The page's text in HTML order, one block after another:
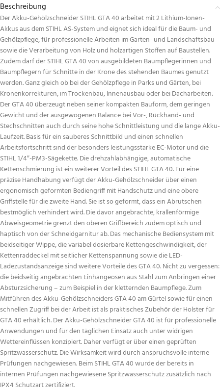
Beschreibung
Der Akku-Gehölzschneider STIHL GTA 40 arbeitet mit 2 Lithium-Ionen-
Akkus aus dem STIHL AS-System und eignet sich ideal für die Baum- und
Gehölzpflege, für professionelle Arbeiten im Garten- und Landschaftsbau
sowie die Verarbeitung von Holz und holzartigen Stoffen auf Baustellen.
Zudem darf der STIHL GTA 40 von ausgebildeten Baumpflegerinnen und
Baumpflegern für Schnitte in der Krone des stehenden Baumes genutzt
werden. Ganz gleich ob bei der Gehölzpflege in Parks und Gärten, bei
Kronenkorrekturen, im Trockenbau, Innenausbau oder bei Dacharbeiten:
Der GTA 40 überzeugt neben seiner kompakten Bauform, dem geringen
Gewicht und der ausgewogenen Balance bei Vor-, Rückhand- und
Stechschnitten auch durch seine hohe Schnittleistung und die lange Akku-
Laufzeit. Basis für ein sauberes Schnittbild und einen schnellen
Arbeitsfortschritt sind der besonders leistungsstarke EC-Motor und die
STIHL 1/4″-PM3-Sägekette. Die drehzahlabhängige, automatische
Kettenschmierung ist ein weiterer Vorteil des STIHL GTA 40. Für eine
präzise Handhabung verfügt der Akku-Gehölzschneider über einen
ergonomisch geformten Bediengriff mit Handschutz und eine obere
Griffstelle für die zweite Hand. Sie ist so geformt, dass ein Abrutschen
bestmöglich verhindert wird. Die davor angebrachte, krallenförmige
Abweisgeometrie grenzt den oberen Griffbereich zudem optisch und
haptisch von der Schneidgarnitur ab. Das mechanische Bediensystem mit
beidseitiger Wippe, die variabel dosierbare Kettengeschwindigkeit, der
Kettenraddeckel mit seitlicher Kettenspannung sowie die LED-
Ladezustandsanzeige sind weitere Vorteile des GTA 40. Nicht zu vergessen:
die beidseitig angebrachten Einhängeösen aus Stahl zum Anbringen einer
Absturzsicherung – zum Beispiel in der kletternden Baumpflege. Zum
Mitführen des Akku-Gehölzschneiders GTA 40 am Gürtel sowie für einen
schnellen Zugriff bei der Arbeit ist als praktisches Zubehör der Holster für
GTA 40 erhältlich. Der Akku-Gehölzschneider GTA 40 ist für professionelle
Anwendungen und für den täglichen Einsatz auch unter widrigen
Wettereinflüssen konzipiert. Daher verfügt er über einen geprüften
Spritzwasserschutz. Die Wirksamkeit wird durch anspruchsvolle interne
Prüfungen nachgewiesen. Beim STIHL GTA 40 wurde der bereits in
internen Prüfungen nachgewiesene Spritzwasserschutz zusätzlich nach
IPX4 Schutzart zertifiziert.